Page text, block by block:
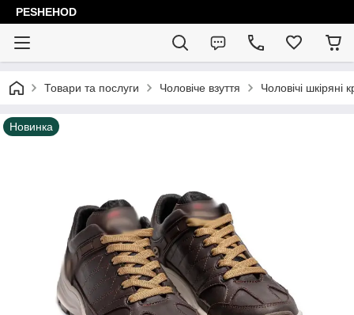
PESHEHOD
Товари та послуги Чоловіче взуття Чоловічі шкіряні
Новинка